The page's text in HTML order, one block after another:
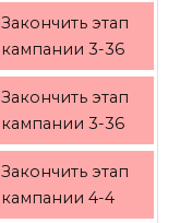
Закончить этап
кампании 3-36
Закончить этап
кампании 3-36
Закончить этап
кампании 4-4